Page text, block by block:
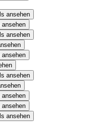
ansehen
ansehen
ansehen
ansehen
ansehen
ansehen
ansehen
ansehen